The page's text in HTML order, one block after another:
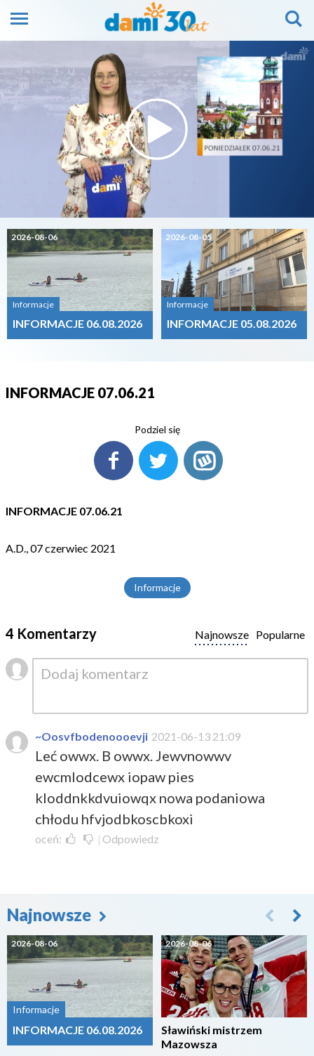
2026-08-06
Informacje
INFORMACJE 06.08.2026
2026-08-05
Informacje
INFORMACJE 05.08.2026
INFORMACJE 07.06.21
Podziel się
INFORMACJE 07.06.21
A.D., 07 czerwiec 2021
Informacje
4 Komentarzy Popularne
Najnowsze
~Oosvfbodenoooevji 2021-06-13 21:09
Leć owwx. B owwx. Jewvnowwv
ewcmlodcewx iopaw pies
kloddnkkdvuiowqx nowa podaniowa
chłodu hfvjodbkoscbkoxi
oceń: | Odpowiedz
Najnowsze
2026-08-06
Informacje
INFORMACJE 06.08.2026
2026-08-06
Sławiński mistrzem
Mazowsza